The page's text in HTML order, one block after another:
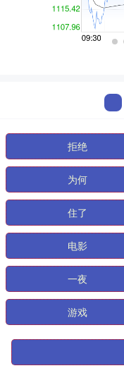
拒绝
为何
住了
电影
一夜
游戏